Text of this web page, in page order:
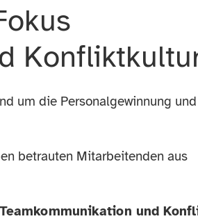
um die Personalgewinnung
betrauten Mitarbeitenden aus
Teamkommunikation und